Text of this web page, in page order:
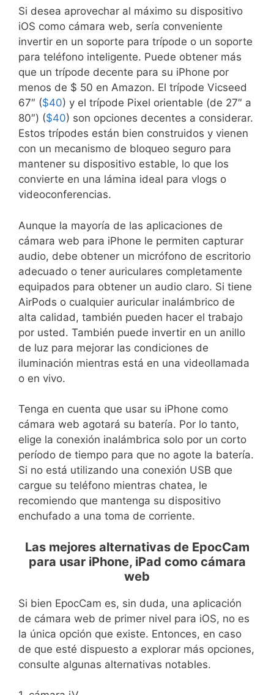
Si desea aprovechar al máximo su dispositivo
iOS como cámara web, sería conveniente
invertir en un soporte para trípode o un soporte
para teléfono inteligente. Puede obtener más
que un trípode decente para su iPhone por
menos de $ 50 en Amazon. El trípode Vicseed
67″ ($40) y el trípode Pixel orientable (de 27″ a
80″) ($40) son opciones decentes a considerar.
Estos trípodes están bien construidos y vienen
con un mecanismo de bloqueo seguro para
mantener su dispositivo estable, lo que los
convierte en una lámina ideal para vlogs o
videoconferencias.
Aunque la mayoría de las aplicaciones de
cámara web para iPhone le permiten capturar
audio, debe obtener un micrófono de escritorio
adecuado o tener auriculares completamente
equipados para obtener un audio claro. Si tiene
AirPods o cualquier auricular inalámbrico de
alta calidad, también pueden hacer el trabajo
por usted. También puede invertir en un anillo
de luz para mejorar las condiciones de
iluminación mientras está en una videollamada
o en vivo.
Tenga en cuenta que usar su iPhone como
cámara web agotará su batería. Por lo tanto,
elige la conexión inalámbrica solo por un corto
período de tiempo para que no agote la batería.
Si no está utilizando una conexión USB que
cargue su teléfono mientras chatea, le
recomiendo que mantenga su dispositivo
enchufado a una toma de corriente.
Las mejores alternativas de EpocCam
para usar iPhone, iPad como cámara
web
Si bien EpocCam es, sin duda, una aplicación
de cámara web de primer nivel para iOS, no es
la única opción que existe. Entonces, en caso
de que esté dispuesto a explorar más opciones,
consulte algunas alternativas notables.